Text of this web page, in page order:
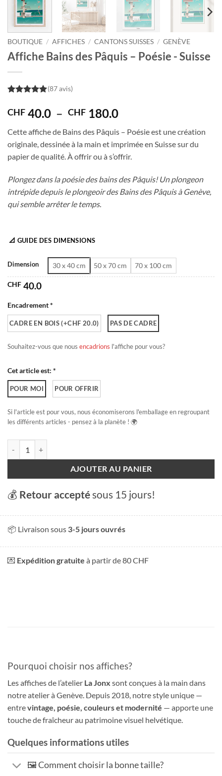
BOUTIQUE / AFFICHES / CANTONS SUISSES / GENÈVE
Affiche Bains des Pâquis – Poésie - Suisse
(87 avis)
CHF 40.0 – CHF 180.0Plage
prix :
CHF 40.0
à
Cette affiche de Bains des Pâquis – Poésie est une création
originale, dessinée à la main et imprimée en Suisse sur du
papier de qualité. À offrir ou à s’offrir.
Plongez dans la poésie des bains des Pâquis! Un plongeon
intrépide depuis le plongeoir des Bains des Pâquis à Genève,
qui semble arrêter le temps.
📐 GUIDE DES DIMENSIONS
Dimension 30 x 40 cm 50 x 70 cm 70 x 100 cm
CHF 40.0
Encadrement *
CADRE EN BOIS (+CHF 20.0) PAS DE CADRE
Souhaitez-vous que nous encadrions l'affiche pour vous?
Cet article est: *
POUR MOI POUR OFFRIR
Si l'article est pour vous, nous économiserons l'emballage en regroupant
les différents articles - pensez à la planète ! 🌍
AJOUTER AU PANIER
💰 Retour acceptésous 15 jours!
📦 Livraison sous 3-5 jours ouvrés
💌 Expédition gratuite à partir de 80 CHF
Pourquoi choisir nos affiches?
Les affiches de l’atelier La Jonx sont conçues à la main dans
notre atelier à Genève. Depuis 2018, notre style unique —
entrevintage, poésie, couleurs et modernité — apporte une
touche de fraîcheur au patrimoine visuel helvétique.
Quelques informations utiles
🖼️ Comment choisir la bonne taille?